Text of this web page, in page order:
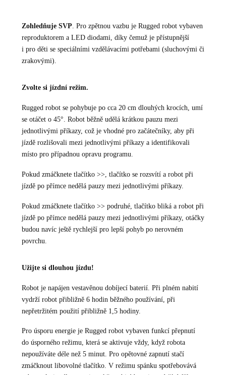
Zohledňuje SVP. Pro zpětnou vazbu je Rugged robot vybaven
reproduktorem a LED diodami, díky čemuž je přístupnější
i pro děti se speciálními vzdělávacími potřebami (sluchovými či
zrakovými).
Zvolte si jízdní režim.
Rugged robot se pohybuje po cca 20 cm dlouhých krocích, umí
se otáčet o 45°. Robot běžně udělá krátkou pauzu mezi
jednotlivými příkazy, což je vhodné pro začátečníky, aby při
jízdě rozlišovali mezi jednotlivými příkazy a identifikovali
místo pro případnou opravu programu.
Pokud zmáčknete tlačítko >>, tlačítko se rozsvítí a robot při
jízdě po přímce nedělá pauzy mezi jednotlivými příkazy.
Pokud zmáčknete tlačítko >> podruhé, tlačítko bliká a robot při
jízdě po přímce nedělá pauzy mezi jednotlivými příkazy, otáčky
budou navíc ještě rychlejší pro lepší pohyb po nerovném
povrchu.
Užijte si dlouhou jízdu!
Robot je napájen vestavěnou dobíjecí baterií. Při plném nabití
vydrží robot přibližně 6 hodin běžného používání, při
nepřetržitém použití přibližně 1,5 hodiny.
Pro úsporu energie je Rugged robot vybaven funkcí přepnutí
do úsporného režimu, která se aktivuje vždy, když robota
nepoužíváte déle než 5 minut. Pro opětovné zapnutí stačí
zmáčknout libovolné tlačítko. V režimu spánku spotřebovává